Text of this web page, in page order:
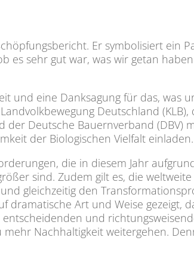
Er symbolisiert ein
es sehr gut war, was wir getan
und eine Danksagung für das, was
Deutschland
der Deutsche Bauernverband
der Biologischen Vielfalt einladen.
die in diesem Jahr
sind. Zudem gilt es, die
gleichzeitig den
dramatische Art und Weise gezeigt,
und
Nachhaltigkeit weitergehen.